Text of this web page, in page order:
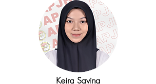
Keira Savina